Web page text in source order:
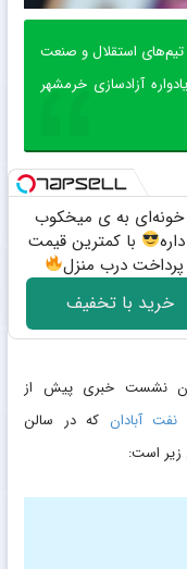
استقلال و صنعت
آزادسازی خرمشهر
خونه‌ای به ی میخکوب
با کمترین قیمت
درب منزل
خرید با تخفیف
نشست خبری پیش از
نفت آبادان که در سالن
زیر است: